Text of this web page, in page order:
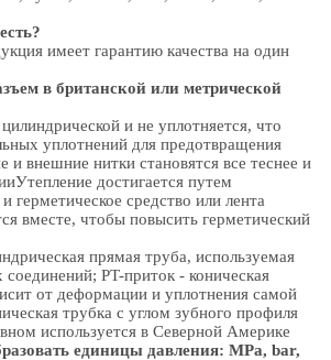
имеет гарантию качества на один
в британской или метрической
и не уплотняется, что
уплотнений для предотвращения
и внешние нитки становятся все теснее и
достигается путем
герметическое средство или лента
вместе, чтобы повысить герметический
прямая труба, используемая
соединений; PT-приток - коническая
от деформации и уплотнения самой
трубка с углом зубного профиля
используется в Северной Америке
единицы давления: MPa, bar,